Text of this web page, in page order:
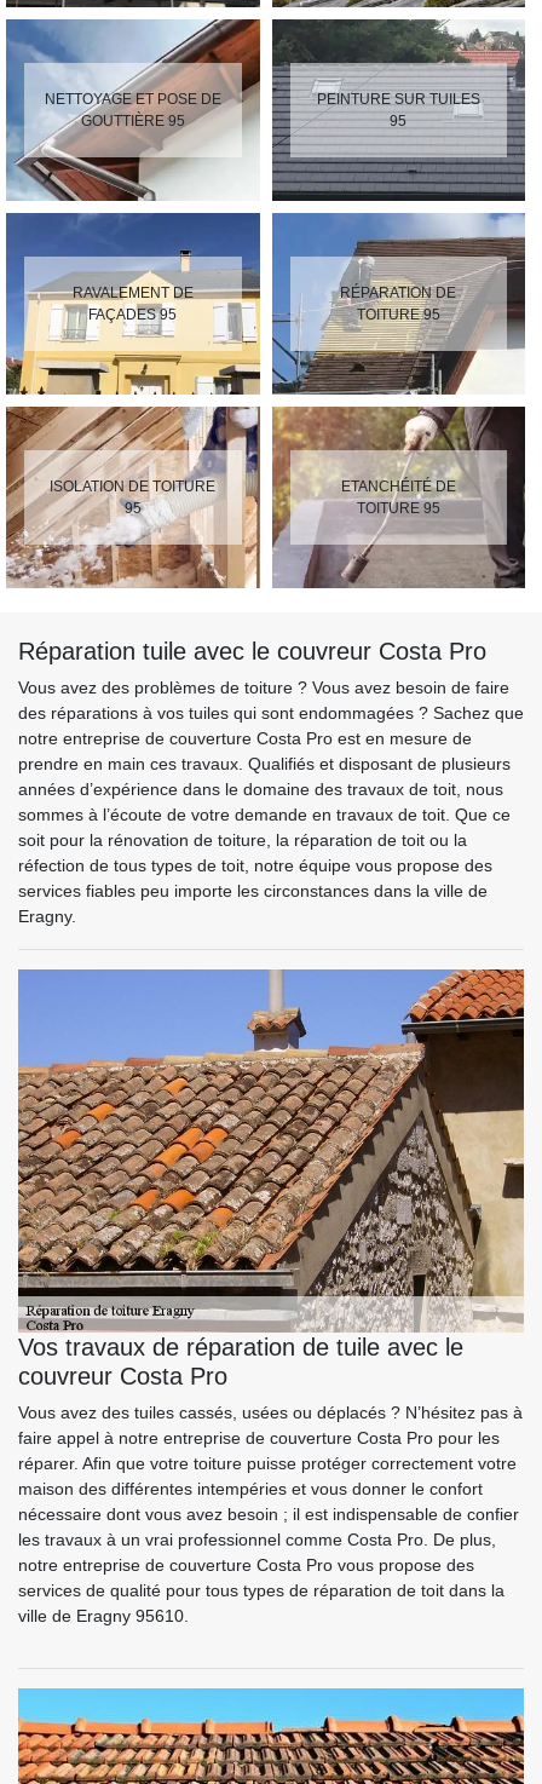
NETTOYAGE ET POSE DE
GOUTTIÈRE 95
PEINTURE SUR TUILES
95
RAVALEMENT DE
FAÇADES 95
RÉPARATION DE
TOITURE 95
ISOLATION DE TOITURE
95
ETANCHÉITÉ DE
TOITURE 95
Réparation tuile avec le couvreur Costa Pro
Vous avez des problèmes de toiture ? Vous avez besoin de faire
des réparations à vos tuiles qui sont endommagées ? Sachez que
notre entreprise de couverture Costa Pro est en mesure de
prendre en main ces travaux. Qualifiés et disposant de plusieurs
années d’expérience dans le domaine des travaux de toit, nous
sommes à l’écoute de votre demande en travaux de toit. Que ce
soit pour la rénovation de toiture, la réparation de toit ou la
réfection de tous types de toit, notre équipe vous propose des
services fiables peu importe les circonstances dans la ville de
Eragny.
Vos travaux de réparation de tuile avec le
couvreur Costa Pro
Vous avez des tuiles cassés, usées ou déplacés ? N’hésitez pas à
faire appel à notre entreprise de couverture Costa Pro pour les
réparer. Afin que votre toiture puisse protéger correctement votre
maison des différentes intempéries et vous donner le confort
nécessaire dont vous avez besoin ; il est indispensable de confier
les travaux à un vrai professionnel comme Costa Pro. De plus,
notre entreprise de couverture Costa Pro vous propose des
services de qualité pour tous types de réparation de toit dans la
ville de Eragny 95610.